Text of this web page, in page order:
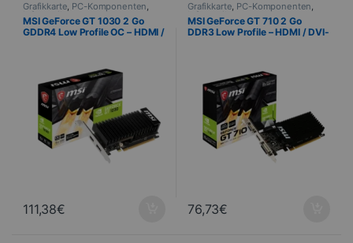
Grafikkarte, PC-Komponenten,
Informatik
MSI GeForce GT 1030 2 Go
GDDR4 Low Profile OC – HDMI /
111,38€
Grafikkarte, PC-Komponenten,
Informatik
MSI GeForce GT 710 2 Go
DDR3 Low Profile – HDMI / DVI-
76,73€